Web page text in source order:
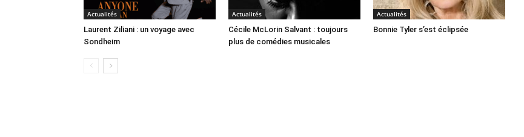
Actualités
Laurent Ziliani : un voyage avec
Sondheim
Actualités
Cécile McLorin Salvant : toujours
plus de comédies musicales
Actualités
Bonnie Tyler s’est éclipsée